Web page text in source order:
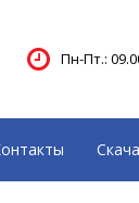
Пн-Пт.: